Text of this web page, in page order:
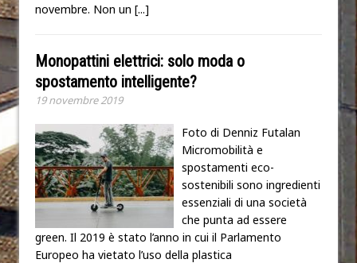
novembre. Non un [...]
Monopattini elettrici: solo moda o
spostamento intelligente?
19 novembre 2019
Foto di Denniz Futalan
Micromobilità e
spostamenti eco-
sostenibili sono ingredienti
essenziali di una società
che punta ad essere
green. Il 2019 è stato l’anno in cui il Parlamento
Europeo ha vietato l’uso della plastica